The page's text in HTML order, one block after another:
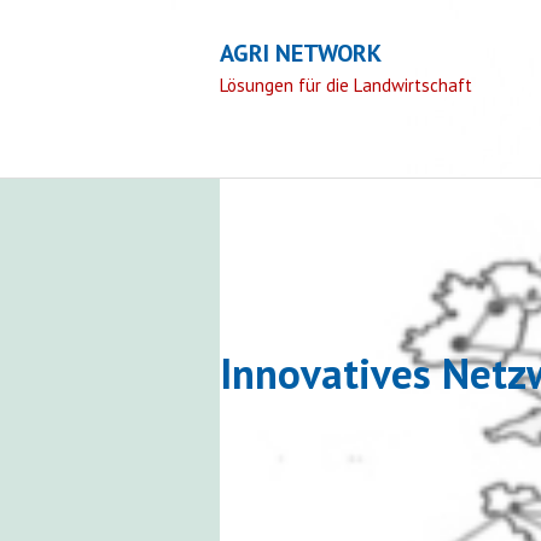
AGRI NETWORK
Lösungen für die Landwirtschaft
Aufgabengebiete